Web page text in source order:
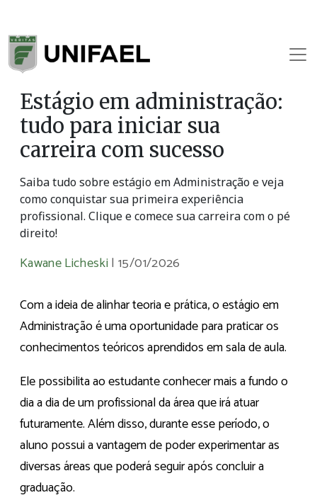
Estágio em administração:
tudo para iniciar sua
carreira com sucesso
Saiba tudo sobre estágio em Administração e veja
como conquistar sua primeira experiência
profissional. Clique e comece sua carreira com o pé
direito!
Kawane Licheski |15/01/2026
Com a ideia de alinhar teoria e prática, o estágio em
Administração é uma oportunidade para praticar os
conhecimentos teóricos aprendidos em sala de aula.
Ele possibilita ao estudante conhecer mais a fundo o
dia a dia de um profissional da área que irá atuar
futuramente. Além disso, durante esse período, o
aluno possui a vantagem de poder experimentar as
diversas áreas que poderá seguir após concluir a
graduação.